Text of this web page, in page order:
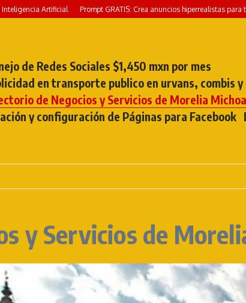
Artificial Prompt GRATIS: Crea anuncios hiperrealistas para
de Redes Sociales $1,450 mxn por mes
en transporte publico en urvans, combis
de Negocios y Servicios de Morelia
y configuración de Páginas para Facebook
y Servicios de